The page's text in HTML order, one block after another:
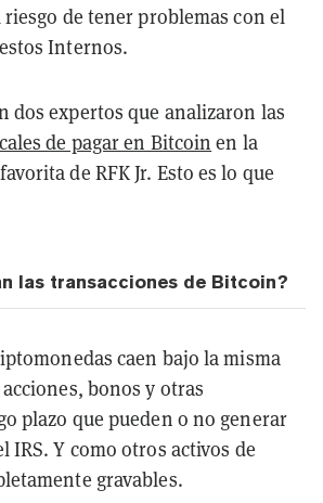
de tener problemas con el
Internos.
dos expertos que analizaron las
de pagar en Bitcoin en la
de RFK Jr. Esto es lo que
las transacciones de Bitcoin?
caen bajo la misma
bonos y otras
plazo que pueden o no generar
IRS. Y como otros activos de
gravables.